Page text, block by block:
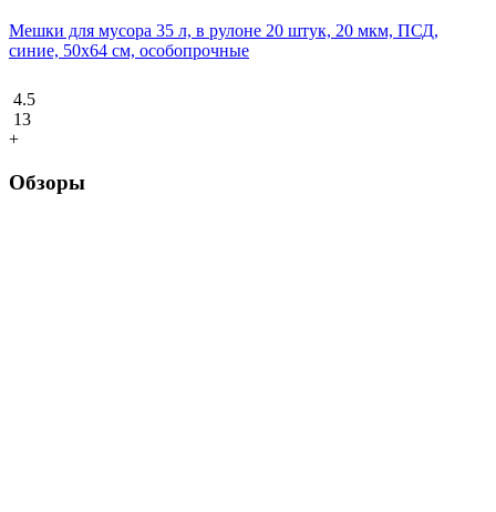
Мешки для мусора 35 л, в рулоне 20 штук, 20 мкм, ПСД,
синие, 50х64 см, особопрочные
4.5
13
+
Обзоры